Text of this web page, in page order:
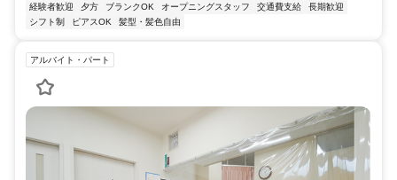
経験者歓迎
夕方 ブランクOK オープニングスタッフ 交通費支給
長期歓迎
シフト制
ピアスOK 髪型・髪色自由
アルバイト・パート